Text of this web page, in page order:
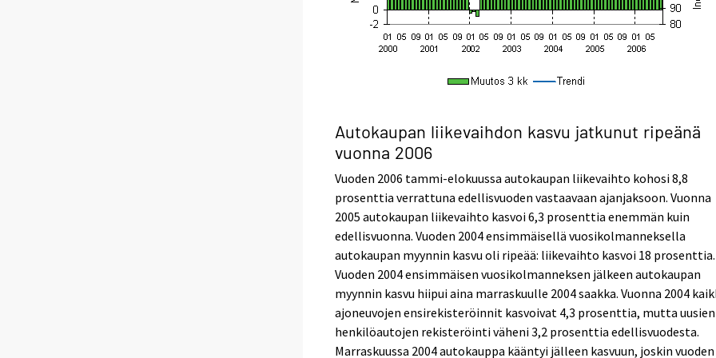
Autokaupan liikevaihdon kasvu jatkunut ripeänä
vuonna 2006
Vuoden 2006 tammi-elokuussa autokaupan liikevaihto kohosi 8,8
prosenttia verrattuna edellisvuoden vastaavaan ajanjaksoon. Vuonna
2005 autokaupan liikevaihto kasvoi 6,3 prosenttia enemmän kuin
edellisvuonna. Vuoden 2004 ensimmäisellä vuosikolmanneksella
autokaupan myynnin kasvu oli ripeää: liikevaihto kasvoi 18 prosenttia.
Vuoden 2004 ensimmäisen vuosikolmanneksen jälkeen autokaupan
myynnin kasvu hiipui aina marraskuulle 2004 saakka. Vuonna 2004
ajoneuvojen ensirekisteröinnit kasvoivat 4,3 prosenttia, mutta uusien
henkilöautojen rekisteröinti väheni 3,2 prosenttia edellisvuodesta.
Marraskuussa 2004 autokauppa kääntyi jälleen kasvuun, joskin vuoden